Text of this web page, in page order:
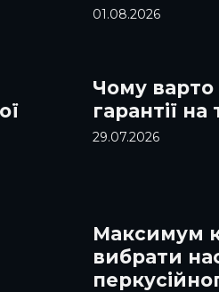
01.08.2026
Чому
гарантії на
29.07.2026
Максимум
вибрати